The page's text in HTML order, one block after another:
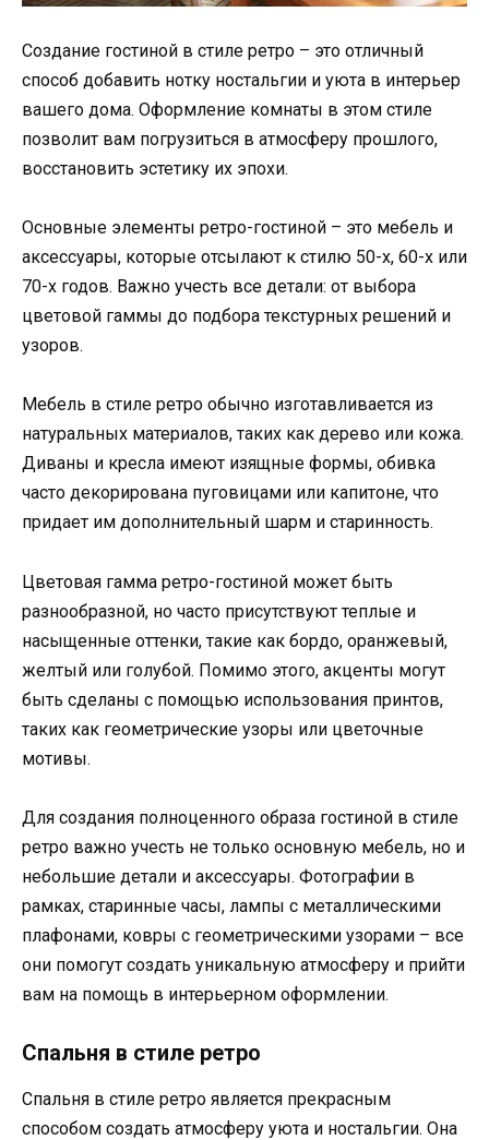
Создание гостиной в стиле ретро – это отличный
способ добавить нотку ностальгии и уюта в интерьер
вашего дома. Оформление комнаты в этом стиле
позволит вам погрузиться в атмосферу прошлого,
восстановить эстетику их эпохи.
Основные элементы ретро-гостиной – это мебель и
аксессуары, которые отсылают к стилю 50-х, 60-х или
70-х годов. Важно учесть все детали: от выбора
цветовой гаммы до подбора текстурных решений и
узоров.
Мебель в стиле ретро обычно изготавливается из
натуральных материалов, таких как дерево или кожа.
Диваны и кресла имеют изящные формы, обивка
часто декорирована пуговицами или капитоне, что
придает им дополнительный шарм и старинность.
Цветовая гамма ретро-гостиной может быть
разнообразной, но часто присутствуют теплые и
насыщенные оттенки, такие как бордо, оранжевый,
желтый или голубой. Помимо этого, акценты могут
быть сделаны с помощью использования принтов,
таких как геометрические узоры или цветочные
мотивы.
Для создания полноценного образа гостиной в стиле
ретро важно учесть не только основную мебель, но и
небольшие детали и аксессуары. Фотографии в
рамках, старинные часы, лампы с металлическими
плафонами, ковры с геометрическими узорами – все
они помогут создать уникальную атмосферу и прийти
вам на помощь в интерьерном оформлении.
Спальня в стиле ретро
Спальня в стиле ретро является прекрасным
способом создать атмосферу уюта и ностальгии. Она